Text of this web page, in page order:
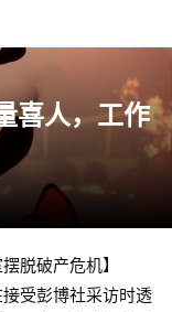
喜人，工作
脱破产危机】
受彭博社采访时透